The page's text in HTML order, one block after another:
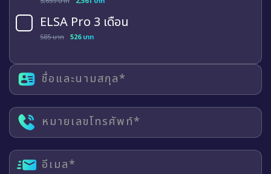
ELSA Pro 3 เดือน
585 บาท 526 บาท
ชื่อและนามสกุล*
หมายเลขโทรศัพท์*
อีเมล*